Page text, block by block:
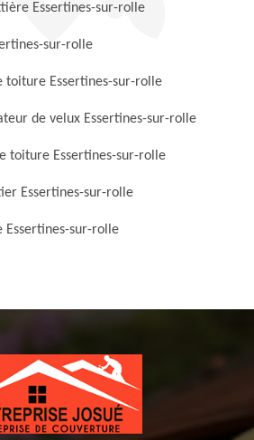
Essertines-sur-rolle
sur-rolle
toiture Essertines-sur-rolle
de velux Essertines-sur-rolle
toiture Essertines-sur-rolle
Essertines-sur-rolle
Essertines-sur-rolle